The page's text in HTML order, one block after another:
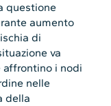
questione
aumento
di
va
i nodi
nelle
della